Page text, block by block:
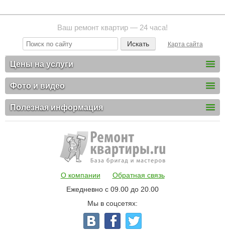
Ваш ремонт квартир — 24 часа!
Карта сайта
Цены на услуги
Фото и видео
Полезная информация
О компании
Обратная связь
Ежедневно с 09.00 до 20.00
Мы в соцсетях: